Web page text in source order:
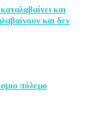
και
και δεν
πόλεμο